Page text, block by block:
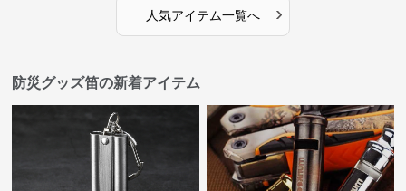
人気アイテム一覧へ ›
防災グッズ笛の新着アイテム